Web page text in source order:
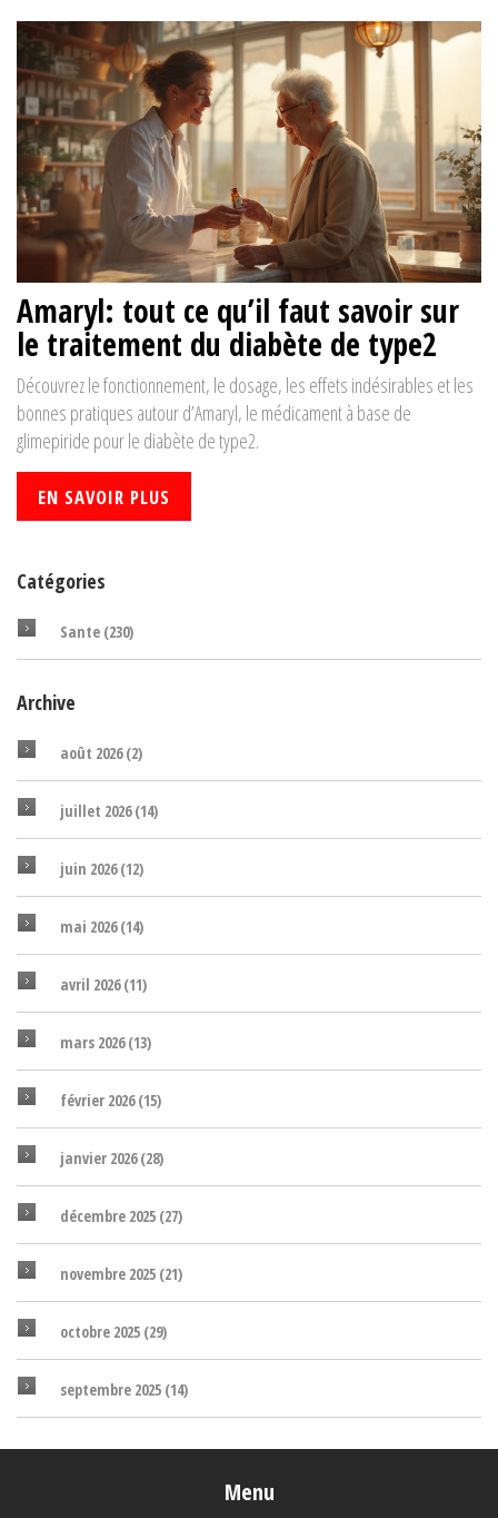
Amaryl: tout ce qu’il faut savoir sur
le traitement du diabète de type2
Découvrez le fonctionnement, le dosage, les effets indésirables et les
bonnes pratiques autour d’Amaryl, le médicament à base de
glimepiride pour le diabète de type2.
EN SAVOIR PLUS
Catégories
Sante (230)
Archive
août 2026(2)
juillet 2026(14)
juin 2026(12)
mai 2026(14)
avril 2026(11)
mars 2026(13)
février 2026(15)
janvier 2026(28)
décembre 2025 (27)
novembre 2025 (21)
octobre 2025 (29)
septembre 2025 (14)
Menu